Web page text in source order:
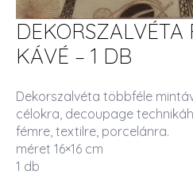
DEKORSZALVÉTA
KÁVÉ – 1 DB
Dekorszalvéta többféle
célokra, decoupage
fémre, textilre, porcelánra.
méret 16×16 cm
1 db